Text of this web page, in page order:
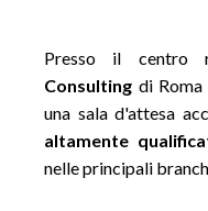
Presso il centro
Consulting di
una sala d'attesa
altamente
nelle principali